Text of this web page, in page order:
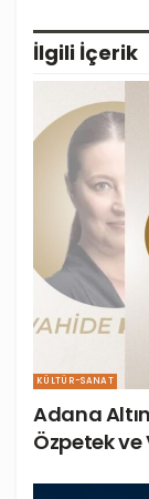
İlgili İçerik
KÜLTÜR-SANAT
Adana
Özpetek ve